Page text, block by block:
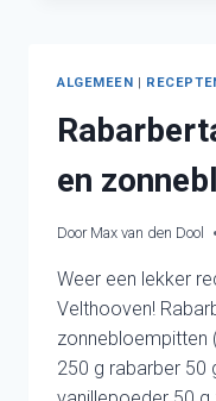
ALGEMEEN |
en
Door Max van den Dool
Weer een lekker
Velthooven!
zonnebloempitten
250 g rabarber 50